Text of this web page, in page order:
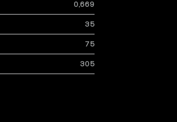
0,669
35
75
305